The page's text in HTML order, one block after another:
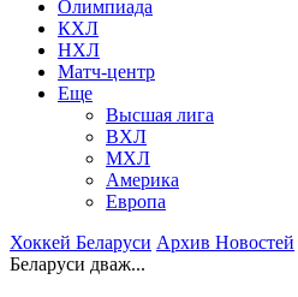
Олимпиада
КХЛ
НХЛ
Матч-центр
Еще
Высшая лига
ВХЛ
МХЛ
Америка
Европа
Хоккей Беларуси Архив Новостей
Беларуси дваж...